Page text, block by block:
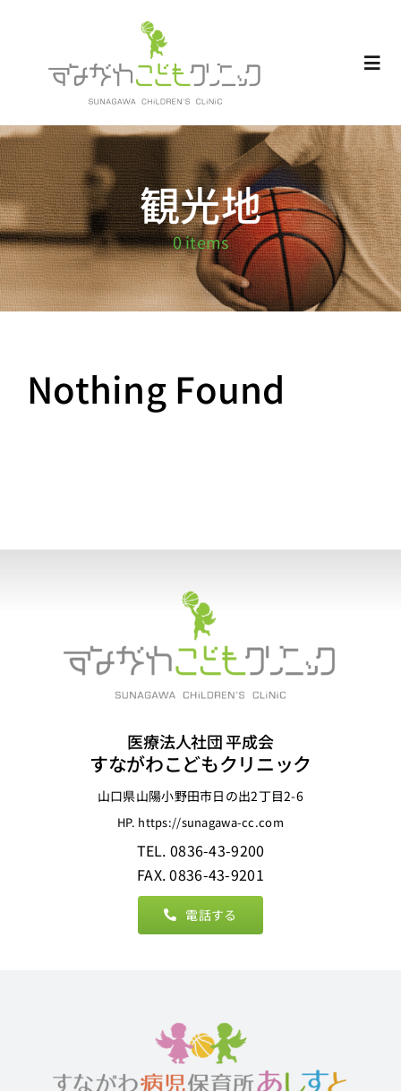
content
Home
お知らせ
Blog
診療受付
診療内容
クリニック紹介
観光地
0 items
Nothing Found
医療法人社団 平成会
すながわこどもクリニック
山口県山陽小野田市日の出2丁目2-6
HP. https://sunagawa-cc.com
TEL. 0836-43-9200
FAX. 0836-43-9201
電話する